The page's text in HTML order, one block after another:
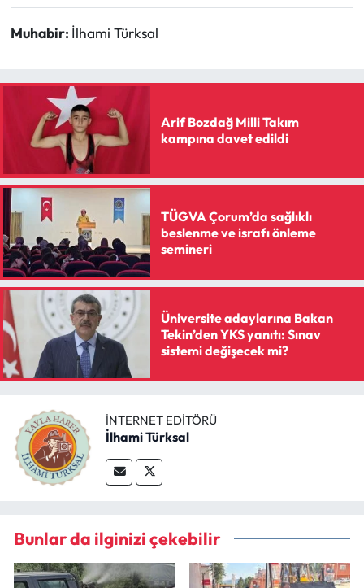
Muhabir: İlhami Türksal
Arif Bozdağ Milli Takım
kampına davet edildi
TÜGVA Çorum’da sağlıklı
beslenme ve israfı önleme
semineri
Üniversite adaylarına Bakan
Tekin’den YKS yanıtı: Sınav
sistemi değişecek mi?
İNTERNET EDITÖRÜ
İlhami Türksal
Bunlar da ilginizi çekebilir
Uğurludağ Haberleri
Yayla Haber
Yemek Tarifleri
Yerel Haberler